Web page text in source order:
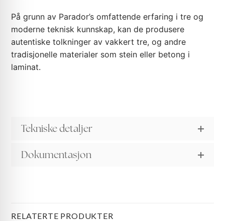
På grunn av Parador’s omfattende erfaring i tre og
moderne teknisk kunnskap, kan de produsere
autentiske tolkninger av vakkert tre, og andre
tradisjonelle materialer som stein eller betong i
laminat.
Tekniske detaljer
Dokumentasjon
RELATERTE PRODUKTER